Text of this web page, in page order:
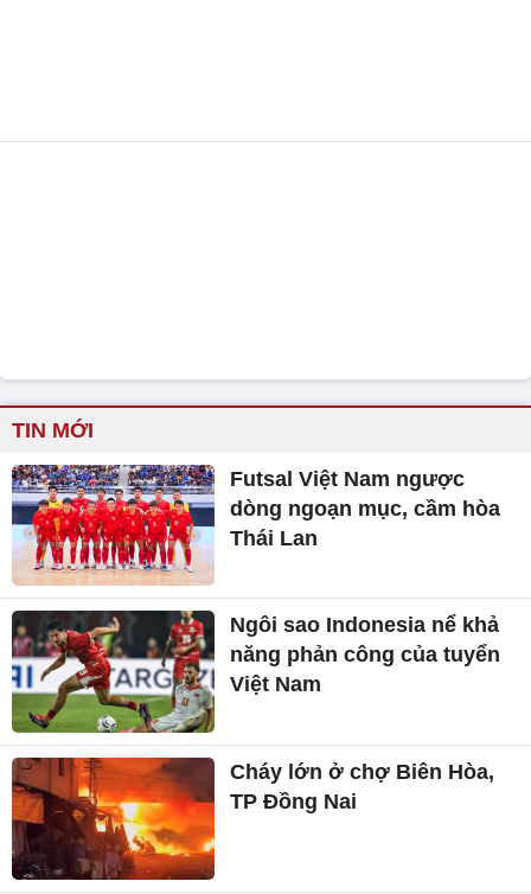
TIN MỚI
Futsal Việt Nam ngược
dòng ngoạn mục, cầm hòa
Thái Lan
Ngôi sao Indonesia nể khả
năng phản công của tuyển
Việt Nam
Cháy lớn ở chợ Biên Hòa,
TP Đồng Nai